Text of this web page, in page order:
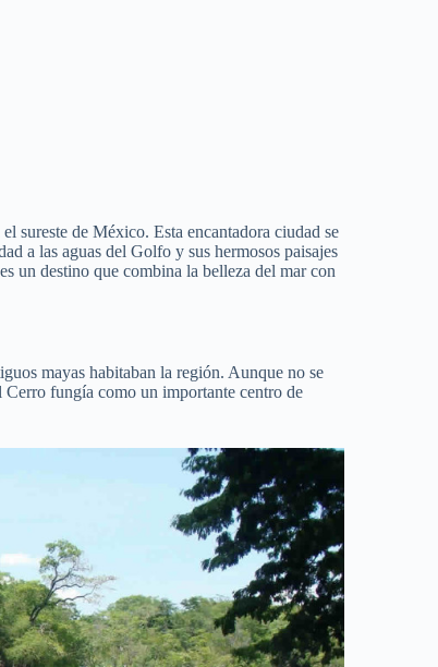
sureste de México. Esta encantadora ciudad se
a las aguas del Golfo y sus hermosos paisajes
un destino que combina la belleza del mar con
mayas habitaban la región. Aunque no se
Cerro fungía como un importante centro de